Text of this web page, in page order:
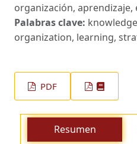
organización, aprendizaje,
Palabras clave:
organization, learning,
PDF
Resumen